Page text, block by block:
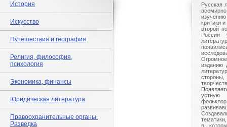
История
Искусство
Путешествия и география
Религия, философия,
психология
Экономика, финансы
Юридическая литература
Правоохранительные органы.
Разведка
Русская
критики
второй
России
изданию
устную
в